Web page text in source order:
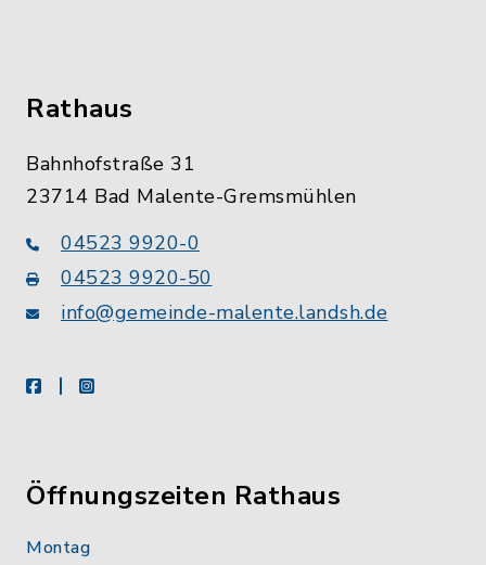
Rathaus
Bahnhofstraße 31
23714 Bad Malente-Gremsmühlen
04523 9920-0
04523 9920-50
info@gemeinde-malente.landsh.de
facebookinstagram
Öffnungszeiten Rathaus
Montag